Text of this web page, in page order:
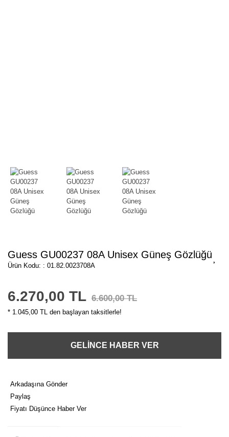
Guess GU00237 08A Unisex Güneş Gözlüğü
Ürün Kodu: : 01.82.0023708A
6.270,00 TL 6.600,00 TL
* 1.045,00 TL den başlayan taksitlerle!
GELİNCE HABER VER
Arkadaşına Gönder
Paylaş
Fiyatı Düşünce Haber Ver